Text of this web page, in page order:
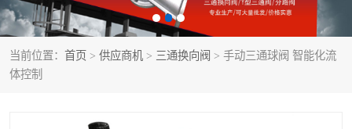
当前位置： 首页 > 供应商机 > 三通换向阀 > 手动三通球阀 智能化流
体控制
粉体换向阀 管道换向阀
管路换向阀 三通换向阀